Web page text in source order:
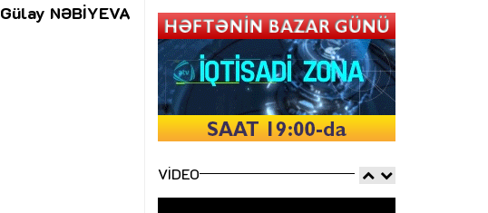
Gülay NƏBİYEVA
VIDEO